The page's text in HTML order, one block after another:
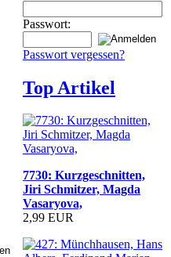
Passwort:
Passwort vergessen?
Top Artikel
7730: Kurzgeschnitten,
Jiri Schmitzer, Magda
Vasaryova,
2,99 EUR